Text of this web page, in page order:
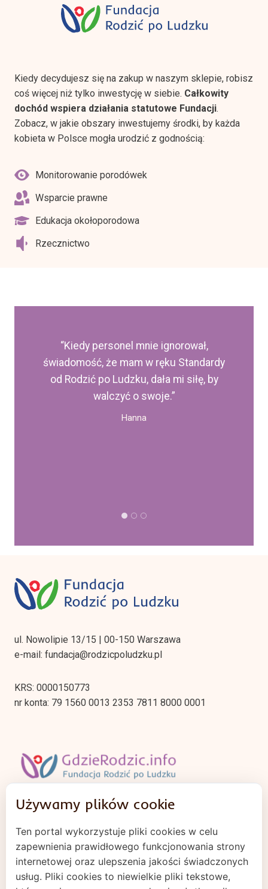
Kiedy decydujesz się na zakup w naszym sklepie, robisz
coś więcej niż tylko inwestycję w siebie. Całkowity
dochód wspiera działania statutowe Fundacji.
Zobacz, w jakie obszary inwestujemy środki, by każda
kobieta w Polsce mogła urodzić z godnością:
Monitorowanie porodówek
Wsparcie prawne
Edukacja okołoporodowa
Rzecznictwo
“Ich przewodniki i plan porodu uratowały
mnie przed chaosem informacyjnym w
sieci”
Barbara
ul. Nowolipie 13/15 | 00-150 Warszawa
e-mail: fundacja@rodzicpoludzku.pl
KRS: 0000150773
nr konta: 79 1560 0013 2353 7811 8000 0001
Polityka prywatności
Cookies
Używamy plików cookie
Ten portal wykorzystuje pliki cookies w celu
zapewnienia prawidłowego funkcjonowania strony
internetowej oraz ulepszenia jakości świadczonych
usług. Pliki cookies to niewielkie pliki tekstowe,